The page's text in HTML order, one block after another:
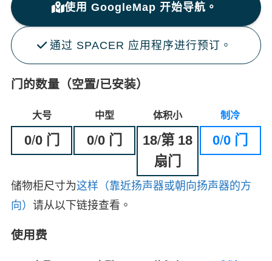
使用 GoogleMap 开始导航。
通过 SPACER 应用程序进行预订。
门的数量（空置/已安装）
大号 中型 体积小 制冷
0/0 门 0/0 门 18/第 18
扇门
0/0 门
储物柜尺寸为这样（靠近扬声器或朝向扬声器的方
向） 请从以下链接查看。
使用费